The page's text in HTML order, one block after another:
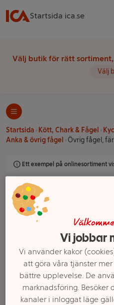
Startsida ica.se
Välj butik för rätt
Välj
Startsida Kött, Chark & Fågel
Anka & övrig fågel
Övrig fågel,
Ett exempel på onlinesortiment
Övrig fågel, färsk
Vi jobbar
Vi använder kakor
att göra våra tjänster
bättre upplevelse. De
marknadsföring.
kanaler i inloggat läge